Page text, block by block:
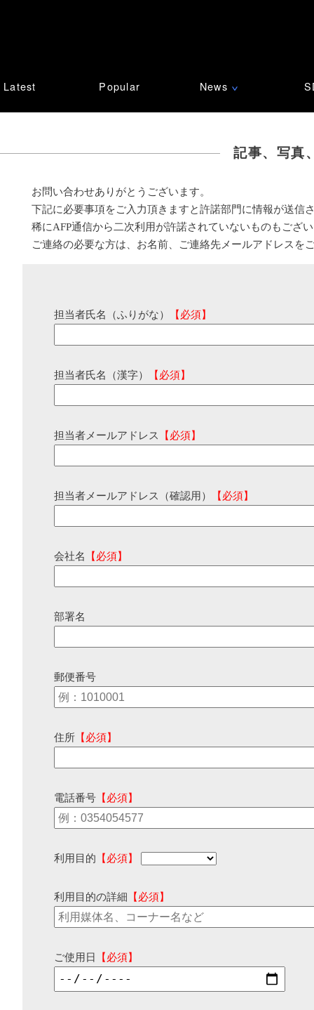
Latest Popular News ∨
記事、写真
お問い合わせありがとうございます。
下記に必要事項をご入力頂きますと許諾部門に情報が送信
稀にAFP通信から二次利用が許諾されていないものもござ
ご連絡の必要な方は、お名前、ご連絡先メールアドレスを
担当者氏名（ふりがな） 【必須】
担当者氏名（漢字） 【必須】
担当者メールアドレス 【必須】
担当者メールアドレス（確認用） 【必須】
会社名 【必須】
部署名
郵便番号
住所 【必須】
電話番号 【必須】
利用目的 【必須】
利用目的の詳細 【必須】
ご使用日 【必須】